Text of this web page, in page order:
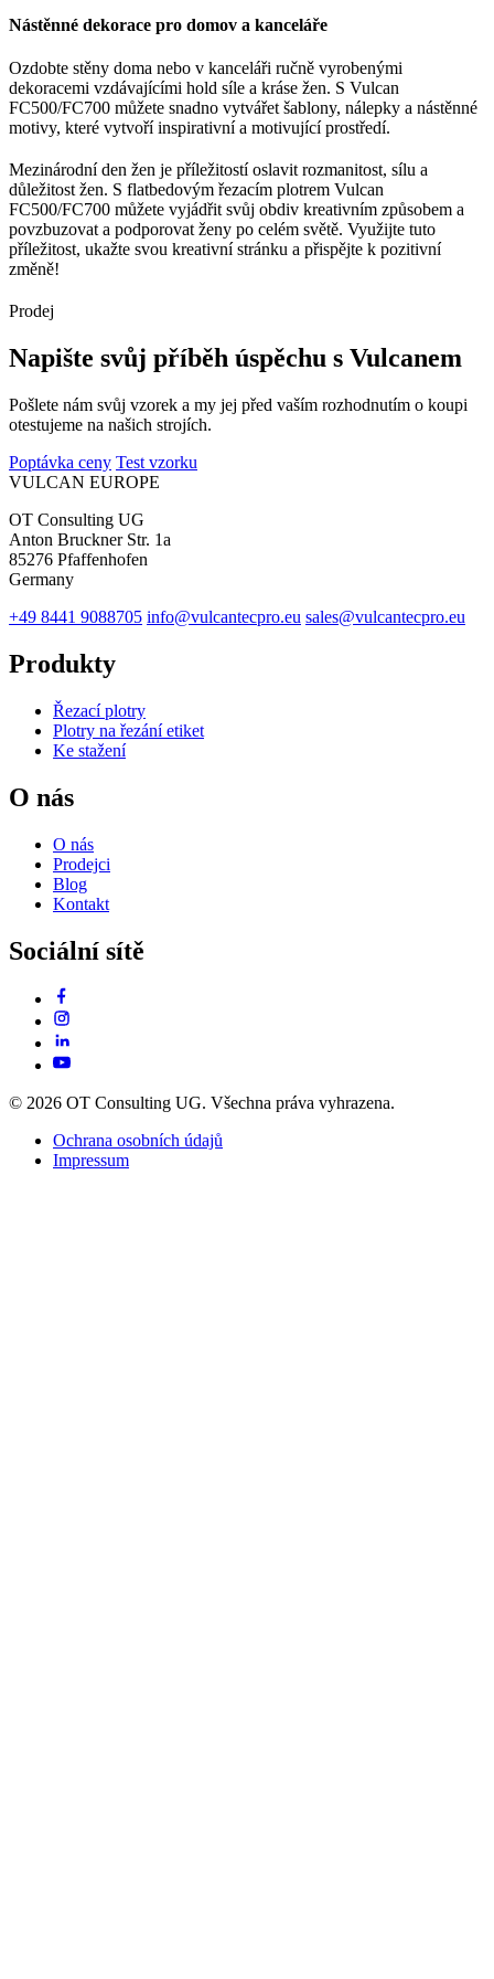
Nástěnné dekorace pro domov a kanceláře
Ozdobte stěny doma nebo v kanceláři ručně vyrobenými
dekoracemi vzdávajícími hold síle a kráse žen. S Vulcan
FC500/FC700 můžete snadno vytvářet šablony, nálepky a nástěnné
motivy, které vytvoří inspirativní a motivující prostředí.
Mezinárodní den žen je příležitostí oslavit rozmanitost, sílu a
důležitost žen. S flatbedovým řezacím plotrem Vulcan
FC500/FC700 můžete vyjádřit svůj obdiv kreativním způsobem a
povzbuzovat a podporovat ženy po celém světě. Využijte tuto
příležitost, ukažte svou kreativní stránku a přispějte k pozitivní
změně!
Prodej
Napište svůj příběh úspěchu s Vulcanem
Pošlete nám svůj vzorek a my jej před vaším rozhodnutím o koupi
otestujeme na našich strojích.
Poptávka ceny Test vzorku
VULCAN EUROPE
OT Consulting UG
Anton Bruckner Str. 1a
85276 Pfaffenhofen
Germany
+49 8441 9088705 info@vulcantecpro.eu sales@vulcantecpro.eu
Produkty
Řezací plotry
Plotry na řezání etiket
Ke stažení
O nás
O nás
Prodejci
Blog
Kontakt
Sociální sítě
© 2026 OT Consulting UG. Všechna práva vyhrazena.
Ochrana osobních údajů
Impressum